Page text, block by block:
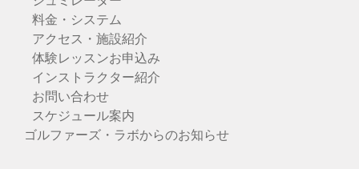
料金・システム
アクセス・施設紹介
体験レッスンお申込み
インストラクター紹介
お問い合わせ
スケジュール案内
ゴルファーズ・ラボからのお知らせ